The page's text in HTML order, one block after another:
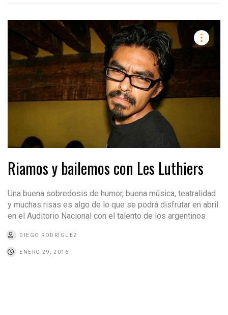
Riamos y bailemos con Les Luthiers
Una buena sobredosis de humor, buena música, teatralidad
y muchas risas es algo de lo que se podrá disfrutar en abril
en el Auditorio Nacional con el talento de los argentinos
DIEGO RODRÍGUEZ
ENERO 29, 2016